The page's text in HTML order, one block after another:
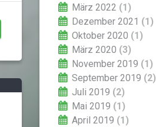
März 2022 (1)
Dezember 2021 (1)
Oktober 2020 (1)
März 2020 (3)
November 2019 (1)
September 2019 (2)
Juli 2019 (2)
Mai 2019 (1)
April 2019 (1)